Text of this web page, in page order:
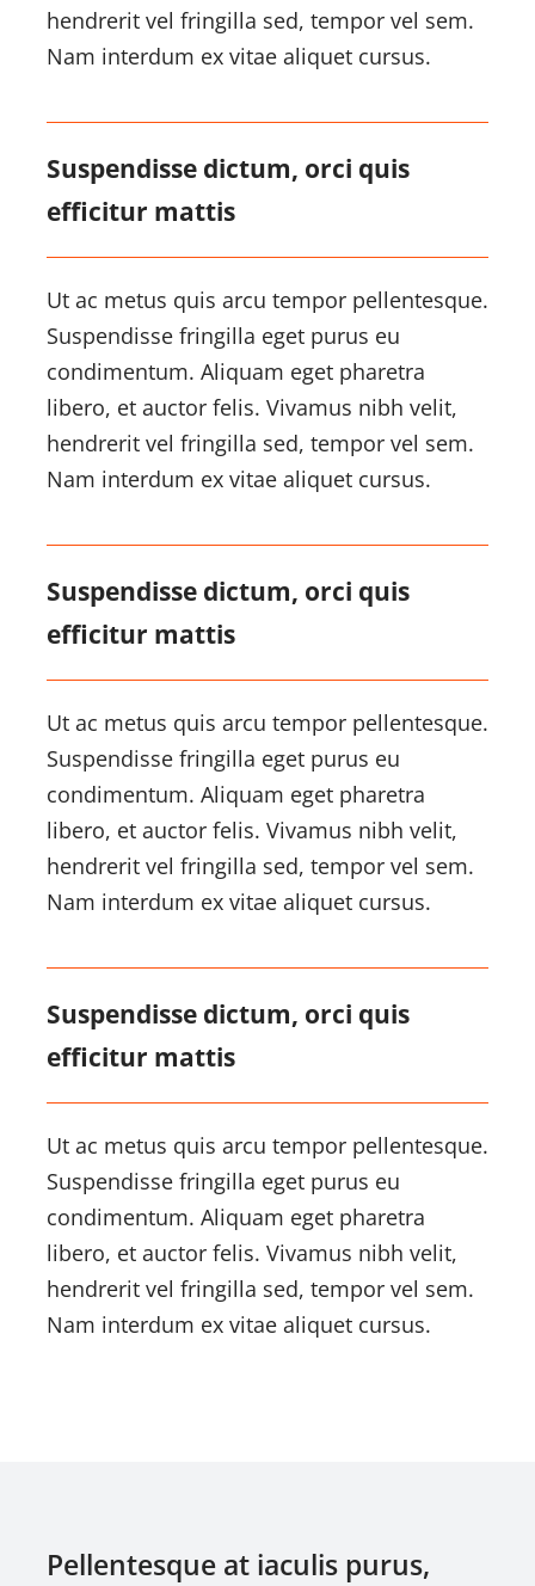
hendrerit vel fringilla sed, tempor vel sem.
Nam interdum ex vitae aliquet cursus.
Suspendisse dictum, orci quis
efficitur mattis
Ut ac metus quis arcu tempor pellentesque.
Suspendisse fringilla eget purus eu
condimentum. Aliquam eget pharetra
libero, et auctor felis. Vivamus nibh velit,
hendrerit vel fringilla sed, tempor vel sem.
Nam interdum ex vitae aliquet cursus.
Suspendisse dictum, orci quis
efficitur mattis
Ut ac metus quis arcu tempor pellentesque.
Suspendisse fringilla eget purus eu
condimentum. Aliquam eget pharetra
libero, et auctor felis. Vivamus nibh velit,
hendrerit vel fringilla sed, tempor vel sem.
Nam interdum ex vitae aliquet cursus.
Suspendisse dictum, orci quis
efficitur mattis
Ut ac metus quis arcu tempor pellentesque.
Suspendisse fringilla eget purus eu
condimentum. Aliquam eget pharetra
libero, et auctor felis. Vivamus nibh velit,
hendrerit vel fringilla sed, tempor vel sem.
Nam interdum ex vitae aliquet cursus.
Pellentesque at iaculis purus,